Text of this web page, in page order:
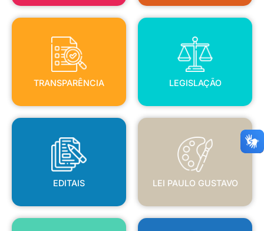
TRANSPARÊNCIA
TRANSPARÊNCIA
LEGISLAÇÃO
LEGISLAÇÃO
EDITAIS
EDITAIS
LEI PAULO GUSTAVO
LEI PAULO GUSTAVO